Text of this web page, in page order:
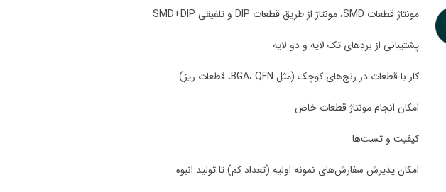
مونتاژ قطعات SMD، مونتاژ از طریق قطعات DIP و تلفیقی SMD+DIP
پشتیبانی از بردهای تک لایه و دو لایه
کار با قطعات در رنج‌های کوچک (مثل BGA، QFN، قطعات ریز)
امکان انجام مونتاژ قطعات خاص
کیفیت و تست‌ها
امکان پذیرش سفارش‌های نمونه اولیه (تعداد کم) تا تولید انبوه